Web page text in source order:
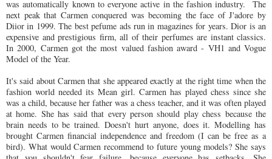
was automatically known to everyone active in the fashion industry. The
next peak that Carmen conquered was becoming the face of J'adore by
Diior in 1999. The best pefume ads run in magazines for years. Dior is an
expensive and prestigious firm, all of their perfumes are instant classics.
In 2000, Carmen got the most valued fashion award - VH1 and Vogue
Model of the Year.
It's said about Carmen that she appeared exactly at the right time when the
fashion world needed its Mean girl. Carmen has played chess since she
was a child, because her father was a chess teacher, and it was often played
at home. She has said that every person should play chess because the
brain needs to be trained. Doesn't hurt anyone, does it. Modelling has
brought Carmen financial independence and freedom (I can be free as a
bird). What would Carmen recommend to future young models? She says